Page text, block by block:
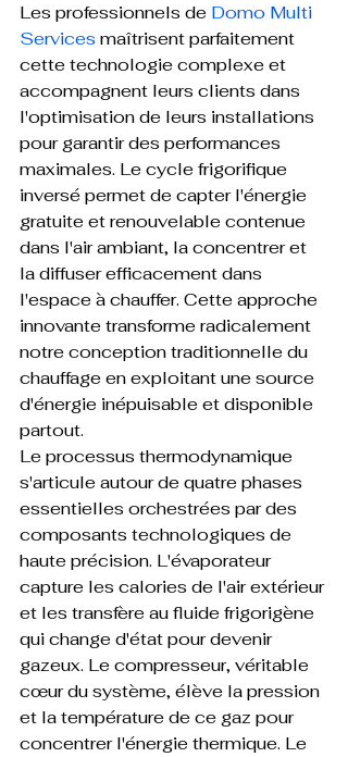
Les professionnels de Domo Multi
Services maîtrisent parfaitement
cette technologie complexe et
accompagnent leurs clients dans
l'optimisation de leurs installations
pour garantir des performances
maximales. Le cycle frigorifique
inversé permet de capter l'énergie
gratuite et renouvelable contenue
dans l'air ambiant, la concentrer et
la diffuser efficacement dans
l'espace à chauffer. Cette approche
innovante transforme radicalement
notre conception traditionnelle du
chauffage en exploitant une source
d'énergie inépuisable et disponible
partout.
Le processus thermodynamique
s'articule autour de quatre phases
essentielles orchestrées par des
composants technologiques de
haute précision. L'évaporateur
capture les calories de l'air extérieur
et les transfère au fluide frigorigène
qui change d'état pour devenir
gazeux. Le compresseur, véritable
cœur du système, élève la pression
et la température de ce gaz pour
concentrer l'énergie thermique. Le